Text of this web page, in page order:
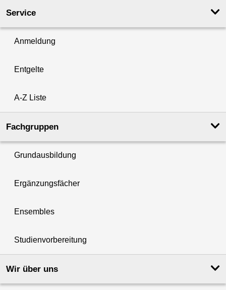
Service
Anmeldung
Entgelte
A-Z Liste
Fachgruppen
Grundausbildung
Ergänzungsfächer
Ensembles
Studienvorbereitung
Wir über uns